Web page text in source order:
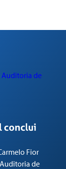
conclui
Fior
de